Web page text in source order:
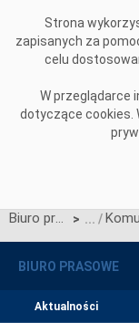
Strona
zapisanych za
celu
W przeglądarce
dotyczące cookies.
Biuro prasowe >
BIURO PRASOWE
Aktualności